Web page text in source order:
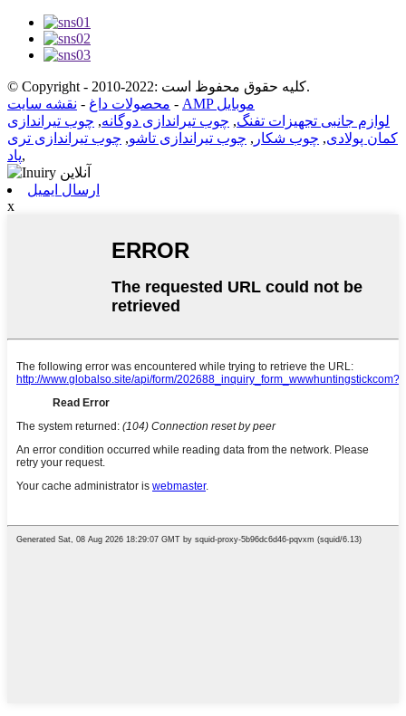
© Copyright - 2010-2022: کلیه حقوق محفوظ است.
محصولات داغ - نقشه سایت -
AMP موبایل
لوازم جانبی تجهیزات تفنگ, چوب تیراندازی دوگانه, چوب تیراندازی
کمان پولادی, چوب شکار , چوب تیراندازی تاشو, چوب تیراندازی تری
پاد,
ارسال ایمیل
x